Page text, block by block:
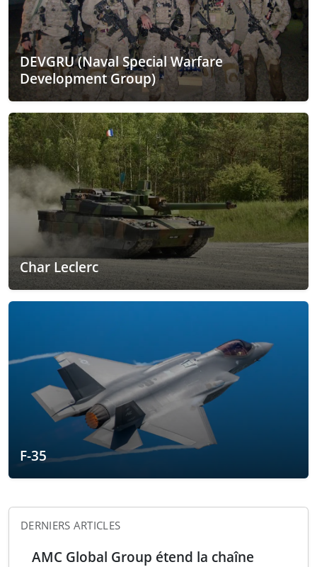
DEVGRU (Naval Special Warfare
Development Group)
Char Leclerc
F-35
DERNIERS ARTICLES
AMC Global Group étend la chaîne